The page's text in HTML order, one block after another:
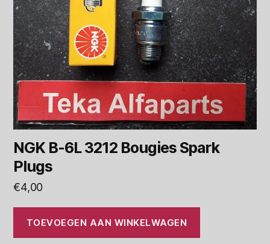
NGK B-6L 3212 Bougies Spark
Plugs
€4,00
TOEVOEGEN AAN WINKELWAGEN